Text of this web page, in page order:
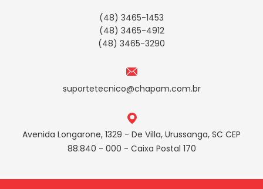
(48) 3465-1453
(48) 3465-4912
(48) 3465-3290
suportetecnico@chapam.com.br
Avenida Longarone, 1329 - De Villa, Urussanga, SC CEP
88.840 - 000 - Caixa Postal 170